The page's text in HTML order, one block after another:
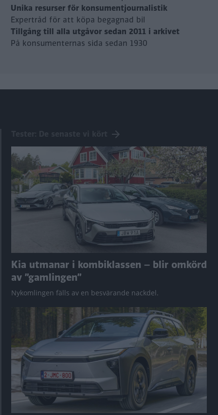
Unika resurser för konsumentjournalistik
Expertråd för att köpa begagnad bil
Tillgång till alla utgåvor sedan 2011 i arkivet
På konsumenternas sida sedan 1930
Kia utmanar i kombiklassen – blir omkörd
av ”gamlingen”
Nykomlingen fälls av en besvärande nackdel.